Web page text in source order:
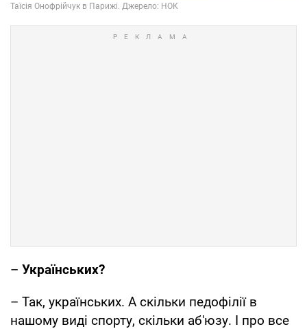
– Українських?
– Так, українських. А скільки педофілії в
нашому виді спорту, скільки аб'юзу. І про все